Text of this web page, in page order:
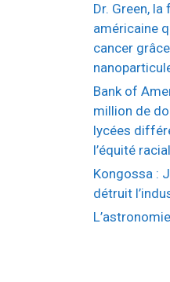
Dr. Green,
américaine
cancer
Bank of
million de
lycées
l’équité
Kongossa :
détruit